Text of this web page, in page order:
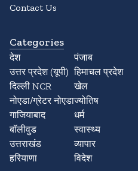
Contact Us
Categories
देश
उत्तर प्रदेश (यूपी)
दिल्ली NCR
नोएडा/ग्रेटर नोएडा
गाजियाबाद
बॉलीवुड
उत्तराखंड
हरियाणा
पंजाब
हिमाचल प्रदेश
खेल
ज्योतिष
धर्म
स्वास्थ्य
व्यापार
विदेश